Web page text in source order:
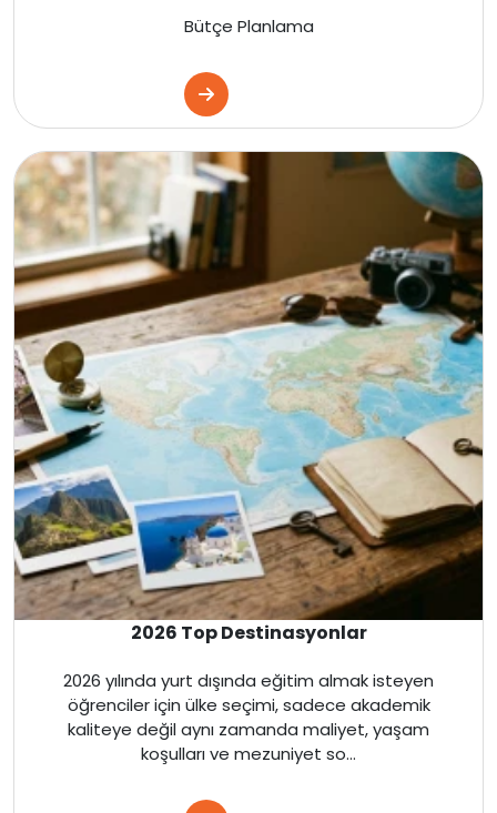
Danimarka
İtalya
Fransa
İspanya
Malta
İrlanda
Avustralya
Almanya
Amerika
Kanada
Bütçe Planlama
2026 Top Destinasyonlar
2026 yılında yurt dışında eğitim almak isteyen
öğrenciler için ülke seçimi, sadece akademik
kaliteye değil aynı zamanda maliyet, yaşam
koşulları ve mezuniyet so...